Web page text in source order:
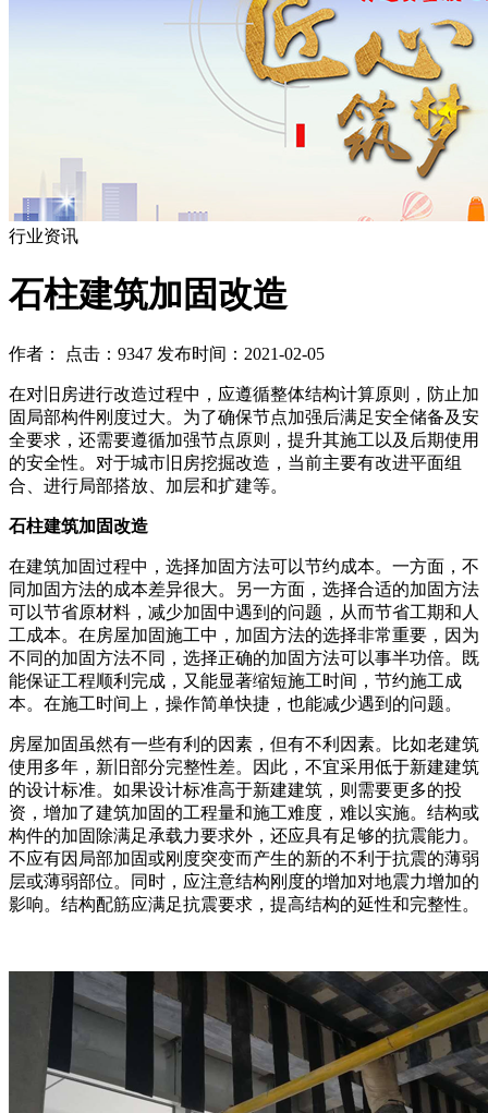
行业资讯
石柱建筑加固改造
作者： 点击：9347 发布时间：2021-02-05
在对旧房进行改造过程中，应遵循整体结构计算原则，防止加
固局部构件刚度过大。为了确保节点加强后满足安全储备及安
全要求，还需要遵循加强节点原则，提升其施工以及后期使用
的安全性。对于城市旧房挖掘改造，当前主要有改进平面组
合、进行局部搭放、加层和扩建等。
石柱建筑加固改造
在建筑加固过程中，选择加固方法可以节约成本。一方面，不
同加固方法的成本差异很大。另一方面，选择合适的加固方法
可以节省原材料，减少加固中遇到的问题，从而节省工期和人
工成本。在房屋加固施工中，加固方法的选择非常重要，因为
不同的加固方法不同，选择正确的加固方法可以事半功倍。既
能保证工程顺利完成，又能显著缩短施工时间，节约施工成
本。在施工时间上，操作简单快捷，也能减少遇到的问题。
房屋加固虽然有一些有利的因素，但有不利因素。比如老建筑
使用多年，新旧部分完整性差。因此，不宜采用低于新建建筑
的设计标准。如果设计标准高于新建建筑，则需要更多的投
资，增加了建筑加固的工程量和施工难度，难以实施。结构或
构件的加固除满足承载力要求外，还应具有足够的抗震能力。
不应有因局部加固或刚度突变而产生的新的不利于抗震的薄弱
层或薄弱部位。同时，应注意结构刚度的增加对地震力增加的
影响。结构配筋应满足抗震要求，提高结构的延性和完整性。